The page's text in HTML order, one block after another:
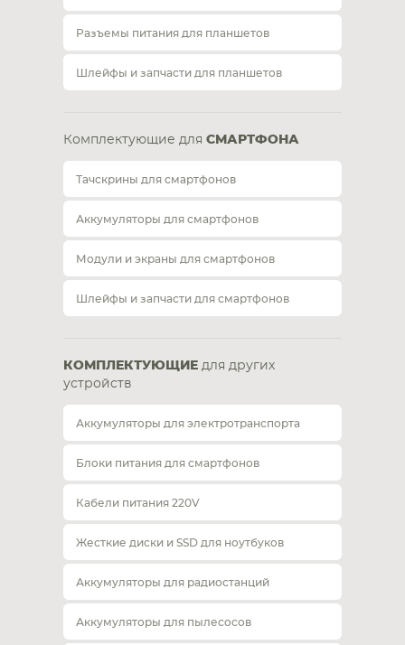
Разъемы питания для планшетов
Шлейфы и запчасти для планшетов
Комплектующие для СМАРТФОНА
Тачскрины для смартфонов
Аккумуляторы для смартфонов
Модули и экраны для смартфонов
Шлейфы и запчасти для смартфонов
КОМПЛЕКТУЮЩИЕ для других
устройств
Аккумуляторы для электротранспорта
Блоки питания для смартфонов
Кабели питания 220V
Жесткие диски и SSD для ноутбуков
Аккумуляторы для радиостанций
Аккумуляторы для пылесосов